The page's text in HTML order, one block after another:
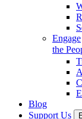
Engage
the
Blog
Support Us